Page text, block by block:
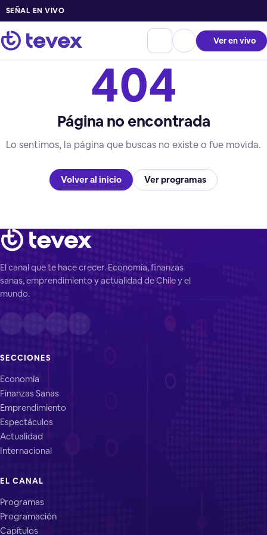
SEÑAL EN VIVO
Ver en vivo
404
Página no encontrada
Lo sentimos, la página que buscas no existe o fue movida.
Volver al inicio Ver programas
El canal que te hace crecer. Economía, finanzas
sanas, emprendimiento y actualidad de Chile y el
mundo.
SECCIONES
Economía
Finanzas Sanas
Emprendimiento
Espectáculos
Actualidad
Internacional
EL CANAL
Programas
Programación
Capítulos